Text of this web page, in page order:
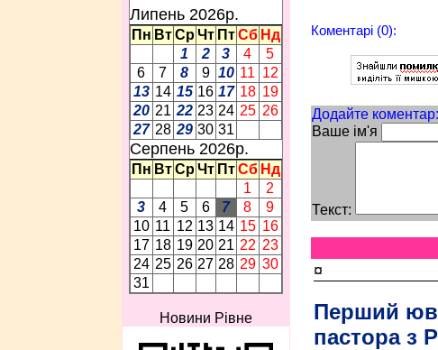
Липень 2026p.
Пн Вт Ср Чт Пт Сб Нд
1
2 3 4
5
6
7 8 9 10 11 12
13 14 15 16 17 18 19
20 21 22 23 24 25 26
27 28 29 30 31
Серпень 2026p.
Пн Вт Ср Чт Пт Сб Нд
1
2
3
4 5 6 7 8
9
10 11 12 13 14 15 16
17 18 19 20 21 22 23
24 25 26 27 28 29 30
31
Новини Рівне
Коментарі (0):
Додайте коментар:
Ваше ім'я
Текст:
¤
Перший
пастора з